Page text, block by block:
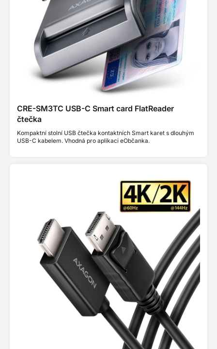
CRE-SM3TC USB-C Smart card FlatReader
čtečka
Kompaktní stolní USB čtečka kontaktních Smart karet s dlouhým
USB-C kabelem. Vhodná pro aplikaci eObčanka.